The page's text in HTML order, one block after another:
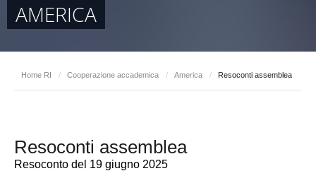
AMERICA
Home RI / Cooperazione accademica / America / Resoconti assemblea
Resoconti assemblea
Resoconto del 19 giugno 2025